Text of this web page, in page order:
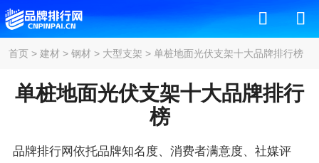
首页 > 建材> 钢材> 大型支架 > 单桩地面光伏支架十大品牌排行榜
单桩地面光伏支架十大品牌排行
榜
品牌排行网依托品牌知名度、消费者满意度、社媒评